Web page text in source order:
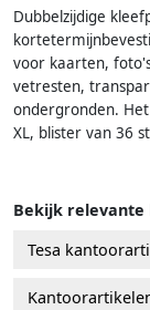
Dubbelzijdige
voor kaarten,
vetresten,
ondergronden.
XL, blister van 36
Bekijk
Tesa